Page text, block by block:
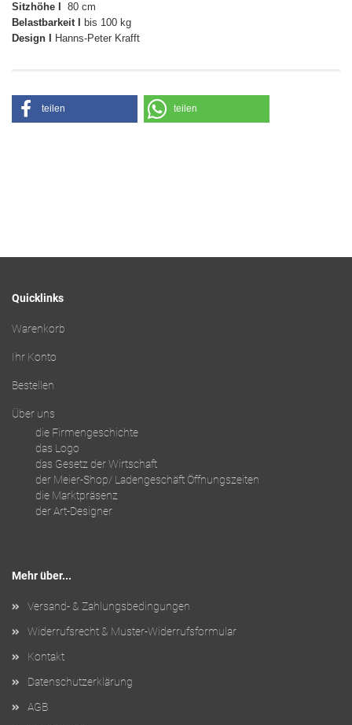
Sitzhöhe I
80 cm
Belastbarkeit I
bis 100 kg
Design I
Hanns-Peter Krafft
teilen teilen
Quicklinks
Warenkorb
Ihr Konto
Bestellen
Über uns
die Firmengeschichte
das Logo
das Gesetz der Wirtschaft
der Meier-Shop/ Ladengeschäft Öffnungszeiten
die Marktpräsenz
der Art-Designer
Mehr über...
Versand- & Zahlungsbedingungen
Widerrufsrecht & Muster-Widerrufsformular
Kontakt
Datenschutzerklärung
AGB